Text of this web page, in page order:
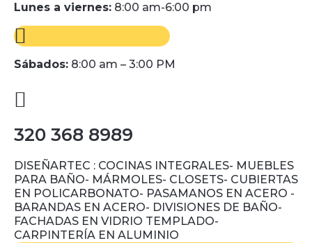
Lunes a viernes: 8:00 am-6:00 pm
Sábados: 8:00 am – 3:00 PM
320 368 8989
DISEÑARTEC : COCINAS INTEGRALES- MUEBLES
PARA BAÑO- MÁRMOLES- CLOSETS- CUBIERTAS
EN POLICARBONATO- PASAMANOS EN ACERO -
BARANDAS EN ACERO- DIVISIONES DE BAÑO-
FACHADAS EN VIDRIO TEMPLADO-
CARPINTERÍA EN ALUMINIO